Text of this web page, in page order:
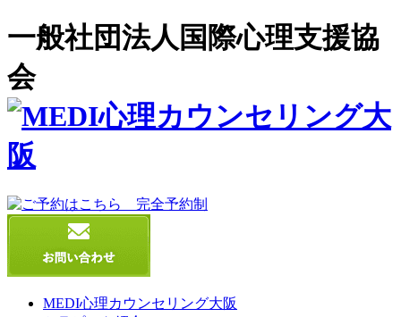
一般社団法人国際心理支援協
会
MEDI心理カウンセリング大阪